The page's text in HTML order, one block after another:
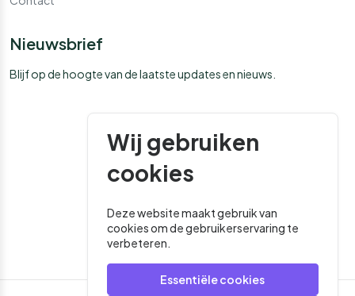
Wij gebruiken
cookies
Deze website maakt gebruik van
cookies om de gebruikerservaring te
verbeteren.
Essentiële cookies
Nieuwsbrief
Blijf op de hoogte van de laatste updates en nieuws.